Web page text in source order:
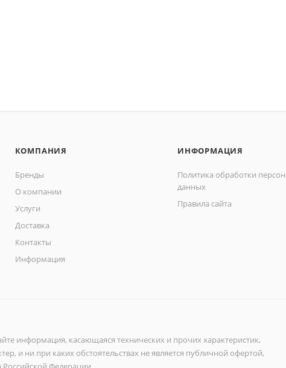
КОМПАНИЯ
Бренды
О компании
Услуги
Доставка
Контакты
Информация
ИНФОРМАЦИЯ
Политика обработки
данных
Правила сайта
информация, касающаяся технических и прочих характеристик,
и ни при каких обстоятельствах не является публичной офертой,